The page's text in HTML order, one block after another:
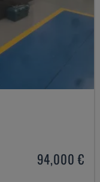
94,000 €